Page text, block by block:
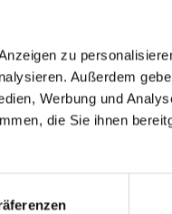
zu
Außerdem
Werbung und
die Sie ihnen
HILFREICH?